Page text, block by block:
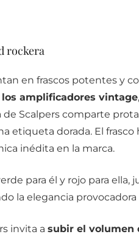
rockera
en frascos potentes y
los amplificadores vintage
de Scalpers comparte
etiqueta dorada. El
inédita en la marca.
para él y rojo para ella,
la elegancia
invita a subir el volumen